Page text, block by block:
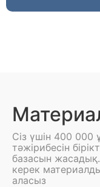
Сіз үшін 400 000
тәжірибесін
базасын жасадық.
керек
аласыз